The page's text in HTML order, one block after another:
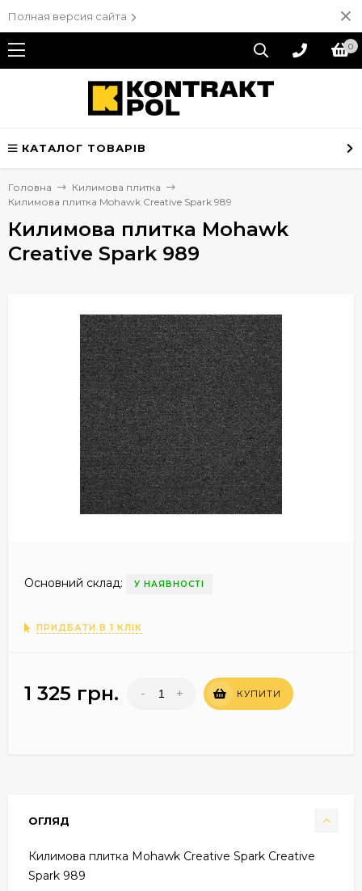
Полная версия сайта
0
КАТАЛОГ ТОВАРІВ
Головна
Килимова плитка
Килимова плитка Mohawk Creative Spark 989
Килимова плитка Mohawk
Creative Spark 989
Основний склад: У НАЯВНОСТІ
ПРИДБАТИ В 1 КЛІК
1 325 грн. - + КУПИТИ
ОГЛЯД
Килимова плитка Mohawk Creative Spark Creative
Spark 989